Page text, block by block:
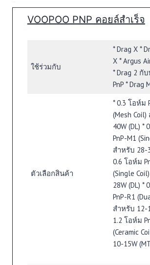
VOOPOO PNP คอยล์สำเร็จ
ใช้ร่วมกับ
* Drag X *
X * Argus
* Drag 2 กั
PnP * Drag
ตัวเลือกสินค้า
* 0.3 โอห์ม
(Mesh
40W (DL) *
PnP-M1
สำหรับ 28-
0.6 โอห์ม
(Single
28W (DL) *
PnP-R1
สำหรับ 12-
1.2 โอห์ม
(Ceramic
10-15W